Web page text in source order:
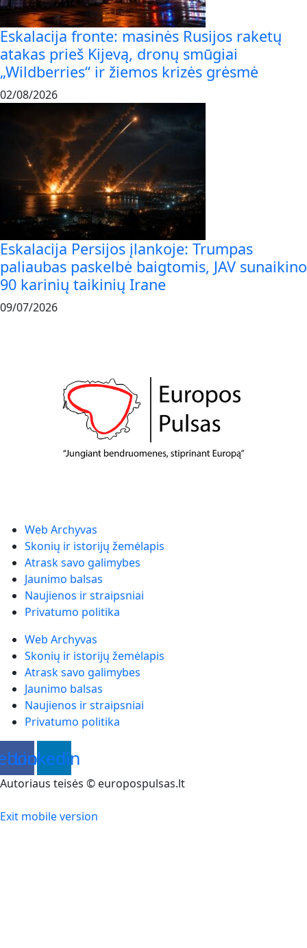
Eskalacija fronte: masinės Rusijos raketų
atakas prieš Kijevą, dronų smūgiai
„Wildberries“ ir žiemos krizės grėsmė
02/08/2026
Eskalacija Persijos įlankoje: Trumpas
paliaubas paskelbė baigtomis, JAV sunaikino
90 karinių taikinių Irane
09/07/2026
Web Archyvas
Skonių ir istorijų žemėlapis
Atrask savo galimybes
Jaunimo balsas
Naujienos ir straipsniai
Privatumo politika
Web Archyvas
Skonių ir istorijų žemėlapis
Atrask savo galimybes
Jaunimo balsas
Naujienos ir straipsniai
Privatumo politika
Linkedin
Autoriaus teisės © europospulsas.lt
Exit mobile version